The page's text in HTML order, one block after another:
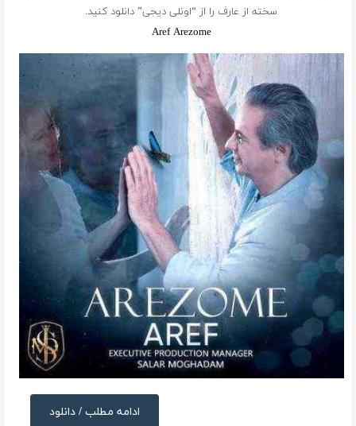
سخته از عارف را از “اونلی دیجی” دانلود کنید.
Aref Arezome
ادامه مطلب / دانلود